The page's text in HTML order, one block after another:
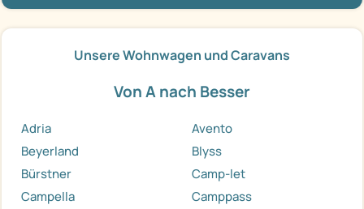
Unsere Wohnwagen und Caravans
Von A nach Besser
Adria
Avento
Beyerland
Blyss
Bürstner
Camp-let
Campella
Camppass